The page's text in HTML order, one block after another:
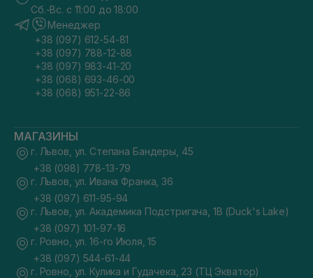
Сб.-Вс. с 11:00 до 18:00
Менеджер
+38 (097) 612-54-81
+38 (097) 788-12-88
+38 (097) 983-41-20
+38 (068) 693-46-00
+38 (068) 951-22-86
МАГАЗИНЫ
г. Львов, ул. Степана Бандеры, 45
+38 (098) 778-13-79
г. Львов, ул. Ивана Франка, 36
+38 (097) 611-95-94
г. Львов, ул. Академика Подстригача, 1В (Duck's Lake)
+38 (097) 101-97-16
г. Ровно, ул. 16-го Июля, 15
+38 (097) 544-61-44
г. Ровно, ул. Кулика и Гудачека, 23 (ТЦ Экватор)